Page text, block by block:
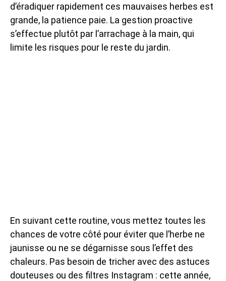
d’éradiquer rapidement ces mauvaises herbes est
grande, la patience paie. La gestion proactive
s’effectue plutôt par l’arrachage à la main, qui
limite les risques pour le reste du jardin.
En suivant cette routine, vous mettez toutes les
chances de votre côté pour éviter que l’herbe ne
jaunisse ou ne se dégarnisse sous l’effet des
chaleurs. Pas besoin de tricher avec des astuces
douteuses ou des filtres Instagram : cette année,